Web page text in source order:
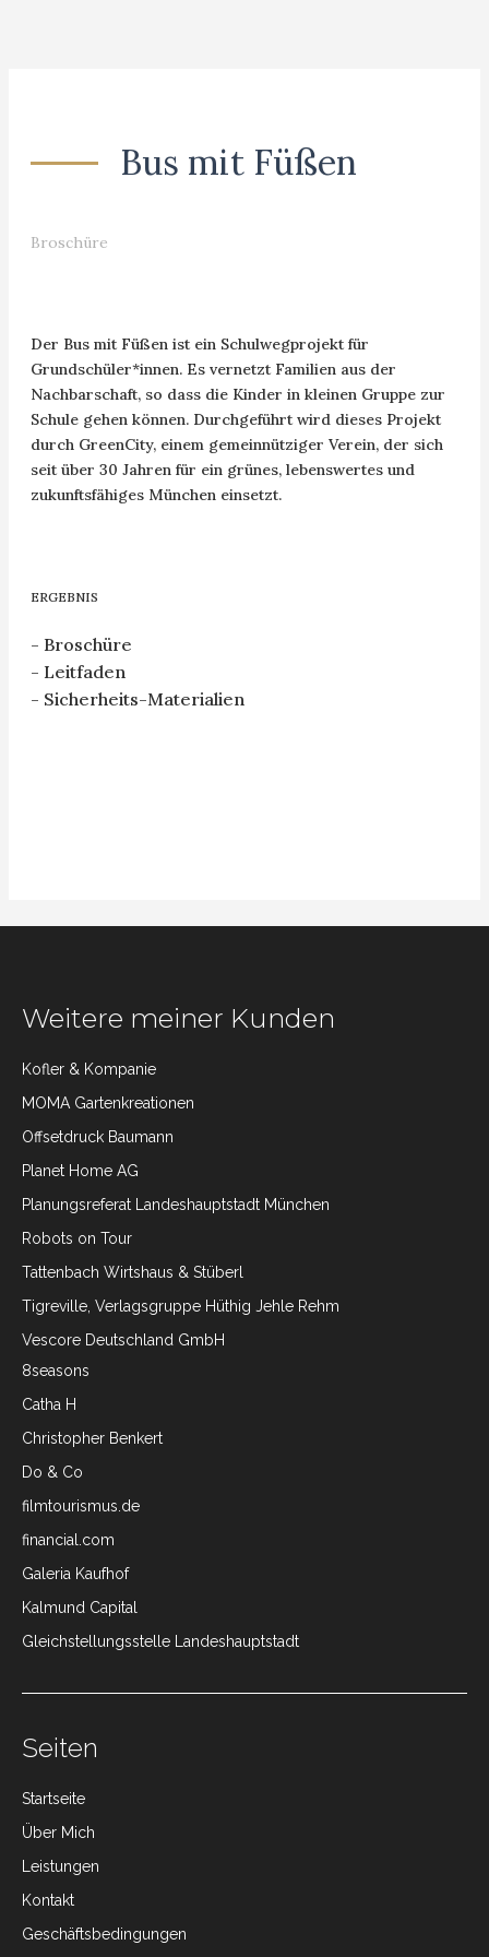
Bus mit Füßen
Broschüre
Der Bus mit Füßen ist ein Schulwegprojekt für
Grundschüler*innen. Es vernetzt Familien aus der
Nachbarschaft, so dass die Kinder in kleinen Gruppe zur
Schule gehen können. Durchgeführt wird dieses Projekt
durch GreenCity, einem gemeinnütziger Verein, der sich
seit über 30 Jahren für ein grünes, lebenswertes und
zukunftsfähiges München einsetzt.
ERGEBNIS
- Broschüre
- Leitfaden
- Sicherheits-Materialien
Weitere meiner Kunden
Kofler & Kompanie
MOMA Gartenkreationen
Offsetdruck Baumann
Planet Home AG
Planungsreferat Landeshauptstadt München
Robots on Tour
Tattenbach Wirtshaus & Stüberl
Tigreville, Verlagsgruppe Hüthig Jehle Rehm
Vescore Deutschland GmbH
8seasons
Catha H
Christopher Benkert
Do & Co
filmtourismus.de
financial.com
Galeria Kaufhof
Kalmund Capital
Gleichstellungsstelle Landeshauptstadt
Seiten
Startseite
Über Mich
Leistungen
Kontakt
Geschäftsbedingungen